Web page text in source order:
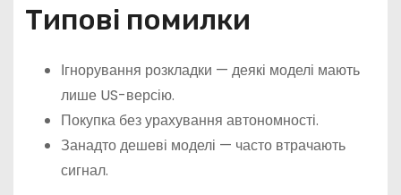
Типові помилки
Ігнорування розкладки — деякі моделі мають
лише US-версію.
Покупка без урахування автономності.
Занадто дешеві моделі — часто втрачають
сигнал.